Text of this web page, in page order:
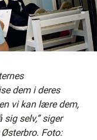
dem i deres
vi kan lære dem,
selv,” siger
Foto: